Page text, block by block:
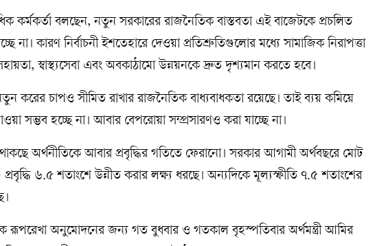
কর্মকর্তা বলছেন, নতুন সরকারের রাজনৈতিক বাস্তবতা এই বাজেটকে প্রচলিত
না। কারণ নির্বাচনী ইশতেহারে দেওয়া প্রতিশ্রুতিগুলোর মধ্যে সামাজিক নিরাপত্তা
স্বাস্থ্যসেবা এবং অবকাঠামো উন্নয়নকে দ্রুত দৃশ্যমান করতে হবে।
করের চাপও সীমিত রাখার রাজনৈতিক বাধ্যবাধকতা রয়েছে। তাই ব্যয় কমিয়ে
সম্ভব হচ্ছে না। আবার বেপরোয়া সম্প্রসারণও করা যাচ্ছে না।
থাকছে অর্থনীতিকে আবার প্রবৃদ্ধির গতিতে ফেরানো। সরকার আগামী অর্থবছরে মোট
৬.৫ শতাংশে উন্নীত করার লক্ষ্য ধরছে। অন্যদিকে মূল্যস্ফীতি ৭.৫ শতাংশের
রূপরেখা অনুমোদনের জন্য গত বুধবার ও গতকাল বৃহস্পতিবার অর্থমন্ত্রী আমির